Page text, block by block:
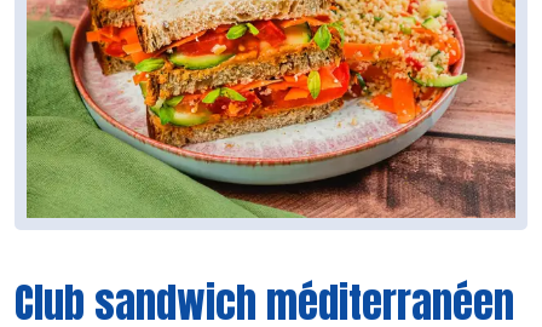
Club sandwich méditerranéen